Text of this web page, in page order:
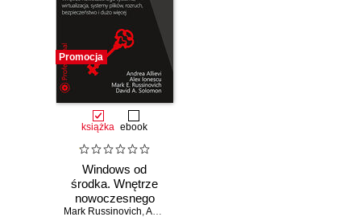
Promocja
książka ebook
Windows od
środka. Wnętrze
nowoczesnego
systemu,
Mark Russinovich,Andrea Allievi